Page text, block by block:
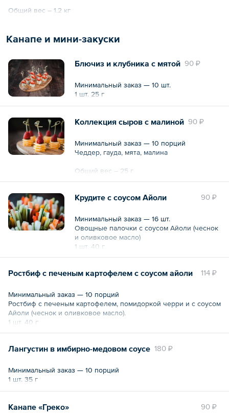
Общий вес – 1.2 кг
Канапе и мини-закуски
90 ₽
Блючиз и клубника с мятой
Минимальный заказ — 10 шт.
1 шт. 25 г
90 ₽
Коллекция сыров с малиной
Минимальный заказ — 10 порций
Чеддер, гауда, мята, малина
Общий вес – 25 г
90 ₽
Крудите с соусом Айоли
Минимальный заказ — 16 шт.
Овощные палочки с соусом Айоли (чеснок
и оливковое масло)
1 шт. 40 г
114 ₽
Ростбиф с печеным картофелем с соусом айоли
Минимальный заказ — 10 порций
Ростбиф с печеным картофелем, помидоркой черри и с соусом
Айоли (чеснок и оливковое масло).
1 шт. 40 г
180 ₽
Лангустин в имбирно-медовом соусе
Минимальный заказ — 10 порций
1 шт. 35 г
90 ₽
Канапе «Греко»